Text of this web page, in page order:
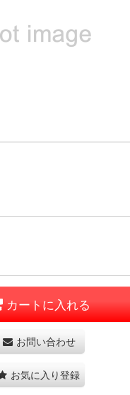
カートに入れる
お問い合わせ
お気に入り登録